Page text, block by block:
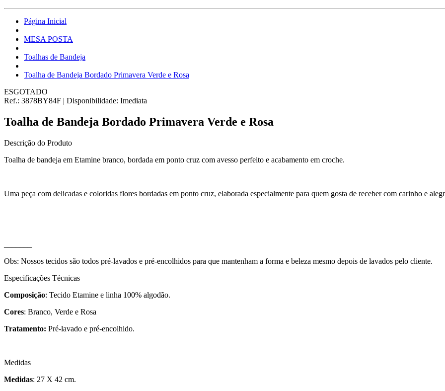
Página Inicial
MESA POSTA
Toalhas de Bandeja
Toalha de Bandeja Bordado Primavera Verde e Rosa
ESGOTADO
Ref.: 3878BY84F | Disponibilidade: Imediata
Toalha de Bandeja Bordado Primavera Verde e Rosa
Descrição do Produto
Toalha de bandeja em Etamine branco, bordada em ponto cruz com avesso perfeito e acabamento em croche.
Uma peça com delicadas e coloridas flores bordadas em ponto cruz, elaborada especialmente para quem gosta de receber com carinho e
Obs: Nossos tecidos são todos pré-lavados e pré-encolhidos para que mantenham a forma e beleza mesmo depois de lavados pelo cliente.
Especificações Técnicas
Composição: Tecido Etamine e linha 100% algodão.
Cores: Branco, Verde e Rosa
Tratamento: Pré-lavado e pré-encolhido.
Medidas
Medidas: 27 X 42 cm.